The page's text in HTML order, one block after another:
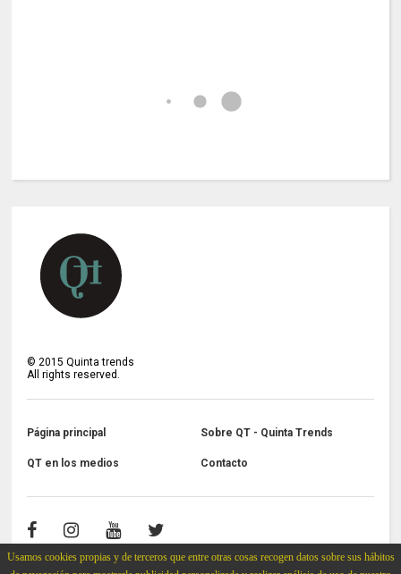
Usamos cookies propias y de terceros que entre otras cosas recogen datos sobre sus hábitos
© 2015 Quinta trends
All rights reserved.
Página principal Sobre QT - Quinta Trends
QT en los medios Contacto